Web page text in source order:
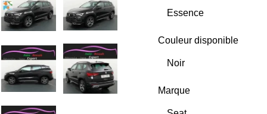
Couleur disponible
Marque